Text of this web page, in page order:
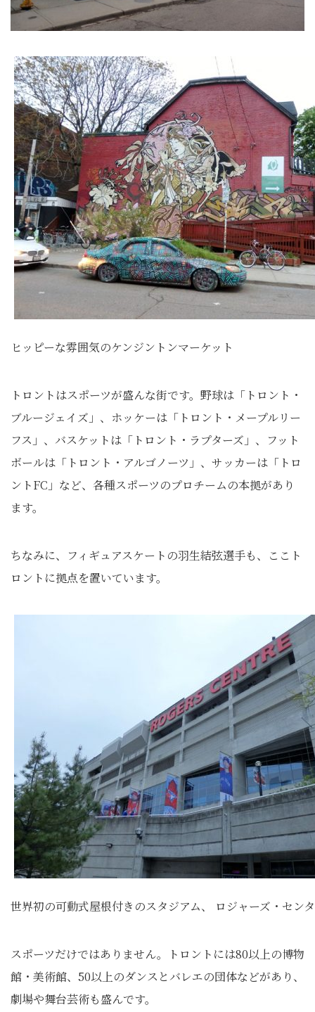
ヒッピーな雰囲気のケンジントンマーケット
トロントはスポーツが盛んな街です。野球は「トロント・
ブルージェイズ」、ホッケーは「トロント・メープルリー
フス」、バスケットは「トロント・ラプターズ」、フット
ボールは「トロント・アルゴノーツ」、サッカーは「トロ
ントFC」など、各種スポーツのプロチームの本拠があり
ます。
ちなみに、フィギュアスケートの羽生結弦選手も、ここト
ロントに拠点を置いています。
世界初の可動式屋根付きのスタジアム、 ロジャーズ・セン
スポーツだけではありません。トロントには80以上の博物
館・美術館、50以上のダンスとバレエの団体などがあり、
劇場や舞台芸術も盛んです。